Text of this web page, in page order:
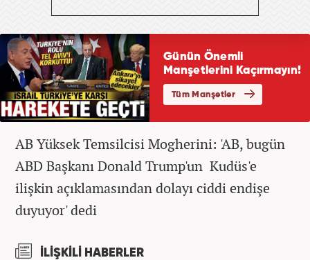
AB Yüksek Temsilcisi Mogherini: 'AB, bugün
ABD Başkanı Donald Trump'un Kudüs'e
ilişkin açıklamasından dolayı ciddi endişe
duyuyor' dedi
İLİŞKİLİ HABERLER